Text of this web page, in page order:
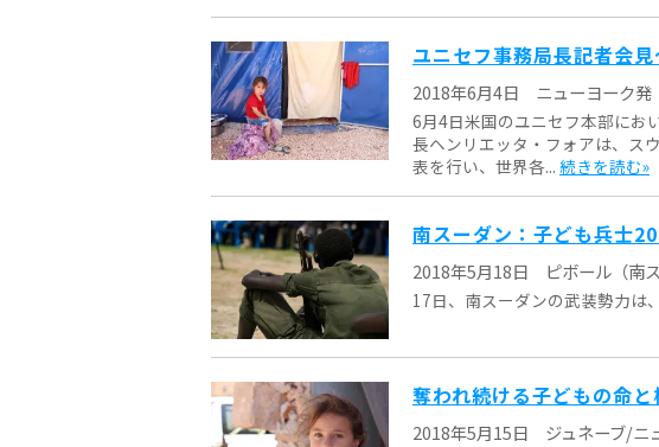
ユニセフ事務局長記者会
2018年6月4日 ニューヨーク発
6月4日米国のユニセフ本部にお
長ヘンリエッタ・フォアは、ス
表を行い、世界各... 続きを読む»
南スーダン：子ども兵士
2018年5月18日 ピボール（南
17日、南スーダンの武装勢力は
奪われ続ける子どもの命
2018年5月15日 ジュネーブ/ニ